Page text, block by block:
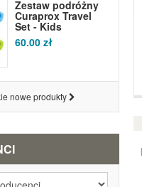
Zestaw podróżny
Curaprox Travel
Set - Kids
60.00 zł
nowe produkty